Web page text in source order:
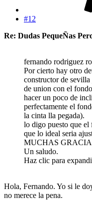
#12
Re: Dudas PequeÑas
fernando rodriguez
Por cierto hay otro
constructor de
de union con el
hacer un poco de
perfectamente el
la cinta lla pegada).
lo digo puesto que
que lo ideal seria
MUCHAS
Un saludo.
Haz clic para
Hola, Fernando. Yo si le
no merece la pena.